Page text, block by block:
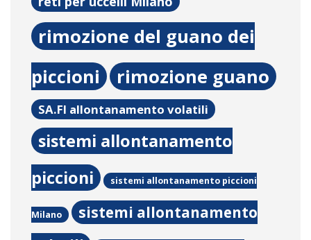
rimozione del guano dei
piccioni
rimozione guano
SA.FI allontanamento volatili
sistemi allontanamento
piccioni
sistemi allontanamento piccioni
Milano
sistemi allontanamento